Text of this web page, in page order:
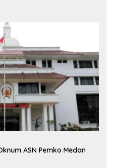
ASN Pemko Medan